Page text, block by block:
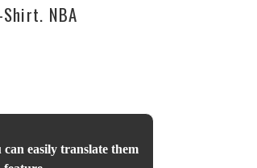
NBA
easily translate them